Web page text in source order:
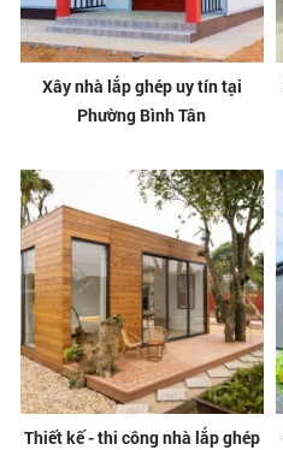
Xây nhà lắp ghép uy tín tại
Phường Bình Tân
Thiết kế - thi công nhà lắp ghép